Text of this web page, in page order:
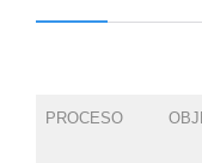
PROCESO